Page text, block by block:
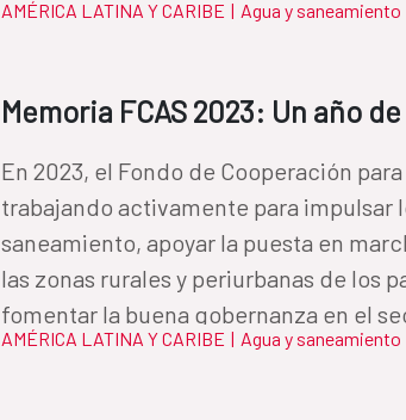
AMÉRICA LATINA Y CARIBE | Agua y saneamiento
Memoria FCAS 2023: Un año
En 2023, el Fondo de Cooperación
trabajando activamente para impulsar
saneamiento, apoyar la puesta en
las zonas rurales y periurbanas de los
fomentar la buena gobernanza en el
AMÉRICA LATINA Y CARIBE | Agua y saneamiento